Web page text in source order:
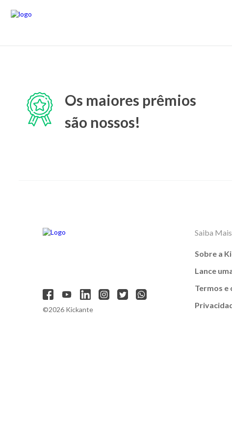
Os maiores prêmios
são nossos!
©2026 Kickante
Saiba Mais
Sobre a
Lance
Termos e